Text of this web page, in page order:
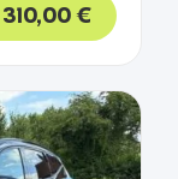
310,00€